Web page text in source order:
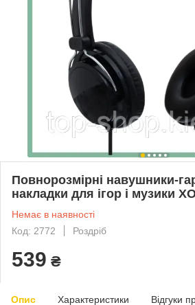
Повнорозмірні навушники-
накладки для ігор і музики
Немає в наявності
Код: 2772
Роздріб
539 ₴
Опис Характеристики Відгуки